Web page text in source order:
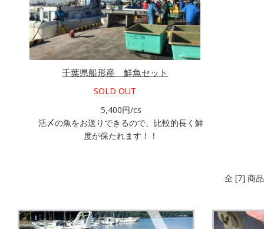
千葉県船形産 鮮魚セット
SOLD OUT
5,400円/cs
活〆の魚をお送りできるので、比較的長く鮮
度が保たれます！！
全 [7] 商